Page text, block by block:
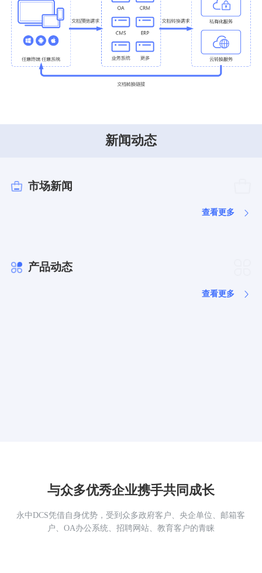
新闻动态
市场新闻
查看更多
产品动态
查看更多
与众多优秀企业携手共同成长
永中DCS凭借自身优势，受到众多政府客户、央企单位、邮箱客
户、OA办公系统、招聘网站、教育客户的青睐